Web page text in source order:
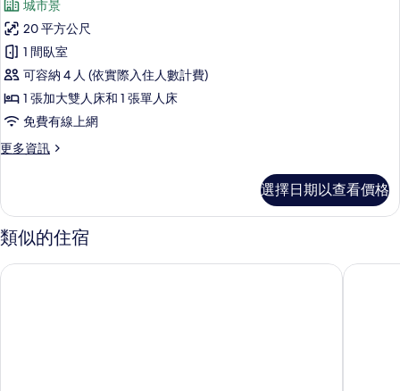
城市景
20 平方公尺
1 間臥室
可容納 4 人 (依實際入住人數計費)
1 張加大雙人床和 1 張單人床
免費有線上網
更多資訊
更
三
人
房
詳
選擇日期以查看價格
類似的住宿
沫秋立柳川行旅 53 行館